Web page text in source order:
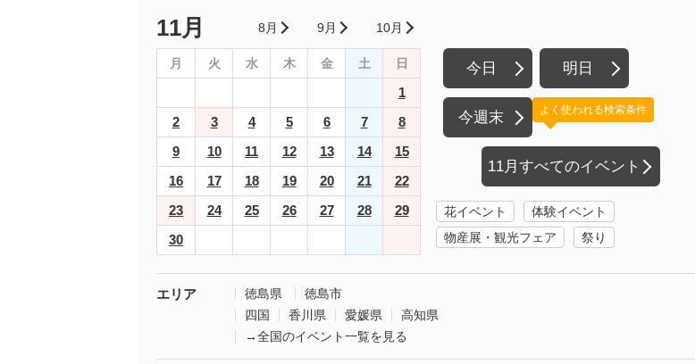
11月 8月 9月 10月
月 火 水 木 金 土 日
1
2
3 4 5 6 7
8
9
10 11 12 13 14
15
16
17 18 19 20 21
22
23
24 25 26 27 28
29
30
今日 明日
今週末
11月すべてのイベント
よく使われる検索条件
花イベント
体験イベント
物産展・観光フェア
祭り
エリア 徳島県
徳島市
四国
香川県 愛媛県
高知県
→全国のイベント一覧を見る